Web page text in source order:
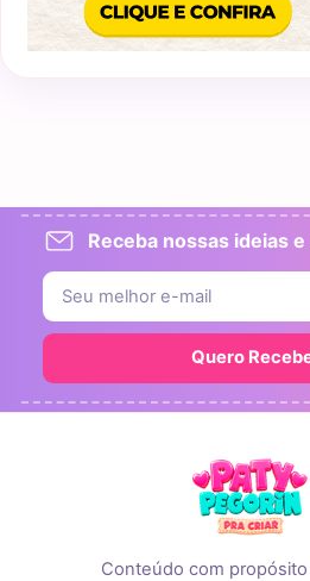
Receba nossas ideias
Quero
Conteúdo com